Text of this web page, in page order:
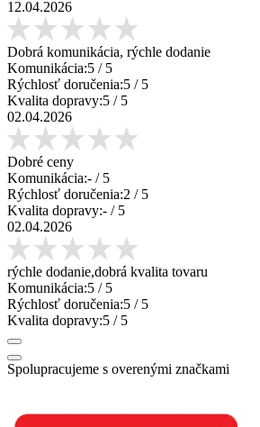
12.04.2026
Dobrá komunikácia, rýchle dodanie
Komunikácia:5 / 5
Rýchlosť doručenia:5 / 5
Kvalita dopravy:5 / 5
02.04.2026
Dobré ceny
Komunikácia:- / 5
Rýchlosť doručenia:2 / 5
Kvalita dopravy:- / 5
02.04.2026
rýchle dodanie,dobrá kvalita tovaru
Komunikácia:5 / 5
Rýchlosť doručenia:5 / 5
Kvalita dopravy:5 / 5
Spolupracujeme s overenými značkami